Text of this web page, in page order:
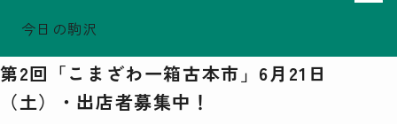
今日の駒沢
ホーム今日の駒沢
第2回「こまざわ一箱古本市」6月21日
（土）・出店者募集中！
TODAY - 2026.08.07
駒沢この頃
特集一覧